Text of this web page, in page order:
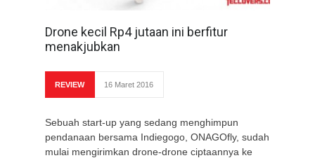
Drone kecil Rp4 jutaan ini berfitur
menakjubkan
REVIEW 16 Maret 2016
Sebuah start-up yang sedang menghimpun
pendanaan bersama Indiegogo, ONAGOfly, sudah
mulai mengirimkan drone-drone ciptaannya ke